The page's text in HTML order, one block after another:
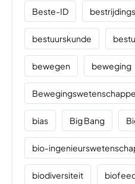
Beste-ID
bestuurskunde
bewegen beweging
bias Big Bang
bio-
biodiversiteit